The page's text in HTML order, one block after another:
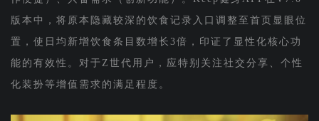
版本中，将原本隐藏较深的饮食记录入口调整至首页显眼位
置，使日均新增饮食条目数增长3倍，印证了显性化核心功
能的有效性。对于Z世代用户，应特别关注社交分享、个性
化装扮等增值需求的满足程度。